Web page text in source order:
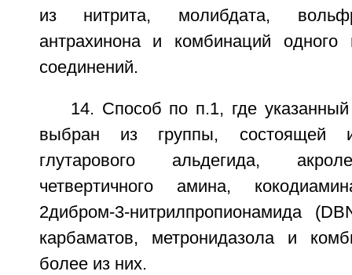
из нитрита, молибдата,
антрахинона и комбинаций
соединений.
14. Способ по п.1, где
выбран из группы, состоящей
глутарового альдегида,
четвертичного амина,
2дибром-3-нитрилпропионамида
карбаматов, метронидазола и
более из них.